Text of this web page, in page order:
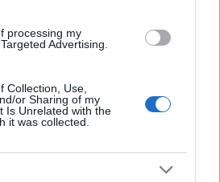
processing my
Advertising.
Collection, Use,
or Sharing of my
Is Unrelated with the
it was collected.
της ναυσιπλοΐας UKMTO, η
ναυτικό της
που χτυπήθηκε 35
βόρεια από την
του Ντουμπάι,